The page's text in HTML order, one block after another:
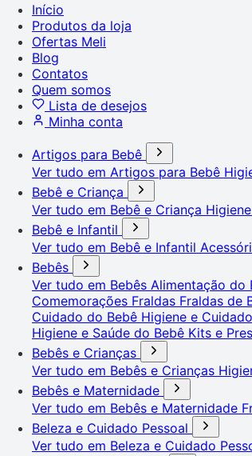
Início
Produtos da loja
Ofertas Meli
Blog
Contatos
Quem somos
Lista de desejos
Minha conta
Artigos para Bebê
Ver tudo em Artigos para Bebê
Bebê e Criança
Ver tudo em Bebê e Criança
Bebê e Infantil
Ver tudo em Bebê e Infantil
Bebês
Ver tudo em Bebês Alimentação do
Comemorações Fraldas Fraldas de
Cuidado do Bebê Higiene e
Higiene e Saúde do Bebê Kits e
Bebês e Crianças
Ver tudo em Bebês e Crianças
Bebês e Maternidade
Ver tudo em Bebês e Maternidade
Beleza e Cuidado Pessoal
Ver tudo em Beleza e Cuidado